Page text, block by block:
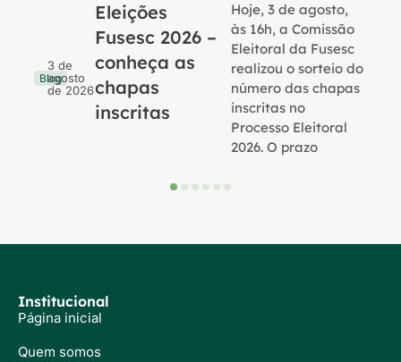
Blog
3 de
agosto
de 2026
Eleições
Fusesc 2026 –
conheça as
chapas
inscritas
Hoje, 3 de agosto,
às 16h, a Comissão
Eleitoral da Fusesc
realizou o sorteio do
número das chapas
inscritas no
Processo Eleitoral
2026. O prazo
Institucional
Página inicial
Quem somos